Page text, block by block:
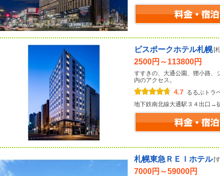
ビスポークホテル札幌 [
2500円～113800円
すすきの、大通公園、狸小路、
内のアクセス。
4.7 るるぶトラ
地下鉄南北線大通駅３４出口→
札幌東急ＲＥＩホテル [
7000円～59000円